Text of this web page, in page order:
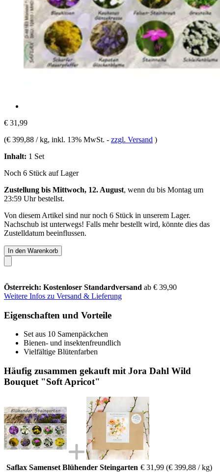
€ 31,99
(€ 399,88 / kg, inkl. 13% MwSt. - zzgl. Versand )
Inhalt: 1 Set
Noch 6 Stück auf Lager
Zustellung bis Mittwoch, 12. August, wenn du bis Montag um
23:59 Uhrbestellst.
Von diesem Artikel sind nur noch 6 Stück in unserem Lager.
Nachschub ist unterwegs! Falls mehr bestellt wird, könnte dies das
Zustelldatum beeinflussen.
In den Warenkorb
Österreich: Kostenloser Standardversand ab € 39,90
Weitere Infos zu Versand & Lieferung
Eigenschaften und Vorteile
Set aus 10 Samenpäckchen
Bienen- und insektenfreundlich
Vielfältige Blütenfarben
Häufig zusammen gekauft mit Jora Dahl Wild
Bouquet "Soft Apricot"
Saflax Samenset Blühender Steingarten € 31,99 (€ 399,88 / kg)